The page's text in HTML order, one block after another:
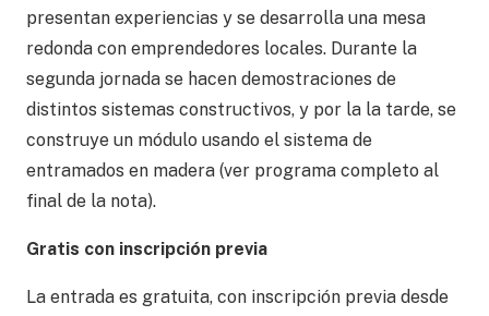
presentan experiencias y se desarrolla una mesa
redonda con emprendedores locales. Durante la
segunda jornada se hacen demostraciones de
distintos sistemas constructivos, y por la la tarde, se
construye un módulo usando el sistema de
entramados en madera (ver programa completo al
final de la nota).
Gratis con inscripción previa
La entrada es gratuita, con inscripción previa desde